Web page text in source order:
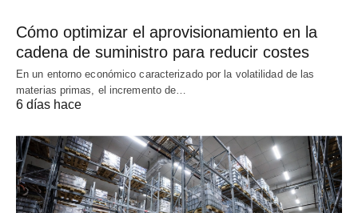
Cómo optimizar el aprovisionamiento en la
cadena de suministro para reducir costes
En un entorno económico caracterizado por la volatilidad de las
materias primas, el incremento de…
6 días hace